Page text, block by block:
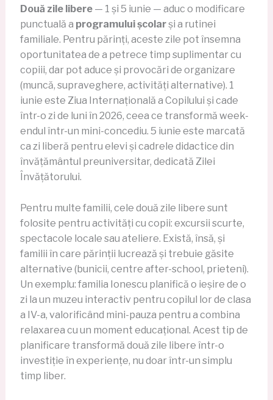
Două zile libere— 1 și 5 iunie — aduc o modificare
punctuală a programului școlarși a rutinei
familiale. Pentru părinți, aceste zile pot însemna
oportunitatea de a petrece timp suplimentar cu
copiii, dar pot aduce și provocări de organizare
(muncă, supraveghere, activități alternative). 1
iunie este Ziua Internațională a Copilului și cade
într-o zi de luni în 2026, ceea ce transformă week-
endul într-un mini-concediu. 5 iunie este marcată
ca zi liberă pentru elevi și cadrele didactice din
învățământul preuniversitar, dedicată Zilei
Învățătorului.
Pentru multe familii, cele două zile libere sunt
folosite pentru activități cu copii: excursii scurte,
spectacole locale sau ateliere. Există, însă, și
familii în care părinții lucrează și trebuie găsite
alternative (bunicii, centre after-school, prieteni).
Un exemplu: familia Ionescu planifică o ieșire de o
zi la un muzeu interactiv pentru copilul lor de clasa
a IV-a, valorificând mini-pauza pentru a combina
relaxarea cu un moment educațional. Acest tip de
planificare transformă două zile libere într-o
investiție în experiențe, nu doar într-un simplu
timp liber.